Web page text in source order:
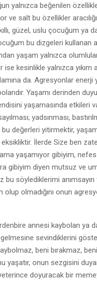
yalnızca beğenilen
ve salt bu özellikler
güzel, uslu çocuğum ya
bu dizgeleri kullanan
yaşam yalnızca
kesinlikle yalnızca yıkım
da. Agresyonlar enerji
Yaşamı derinden
yaşamasında etkileri
yadsınması,
değerleri yitirmektir,
İlerde Size ben
yaşamıyor gibiyim,
gibiyim diyen mutsuz ve
bu söylediklerimi
olmadığını onun
annesi kaybolan ya
sevindiklerini
beni bırakmaz,
yaşatır, onun sezgisini
doyuracak bir